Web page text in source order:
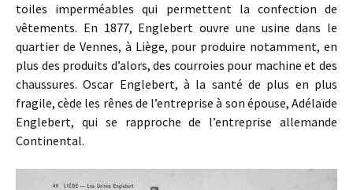
toiles imperméables qui permettent la confection de
vêtements. En 1877, Englebert ouvre une usine dans le
quartier de Vennes, à Liège, pour produire notamment, en
plus des produits d’alors, des courroies pour machine et des
chaussures. Oscar Englebert, à la santé de plus en plus
fragile, cède les rênes de l’entreprise à son épouse, Adélaïde
Englebert, qui se rapproche de l’entreprise allemande
Continental.